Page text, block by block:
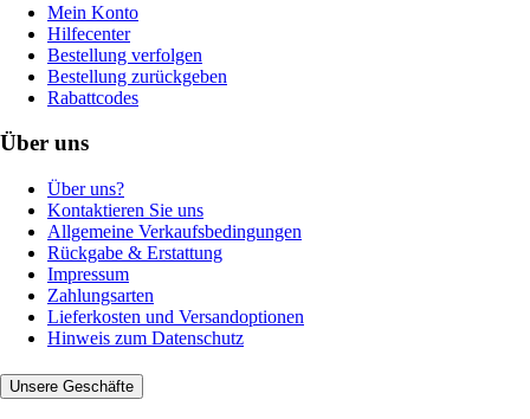
Mein Konto
Hilfecenter
Bestellung verfolgen
Bestellung zurückgeben
Rabattcodes
Über uns
Über uns?
Kontaktieren Sie uns
Allgemeine Verkaufsbedingungen
Rückgabe & Erstattung
Impressum
Zahlungsarten
Lieferkosten und Versandoptionen
Hinweis zum Datenschutz
Unsere Geschäfte